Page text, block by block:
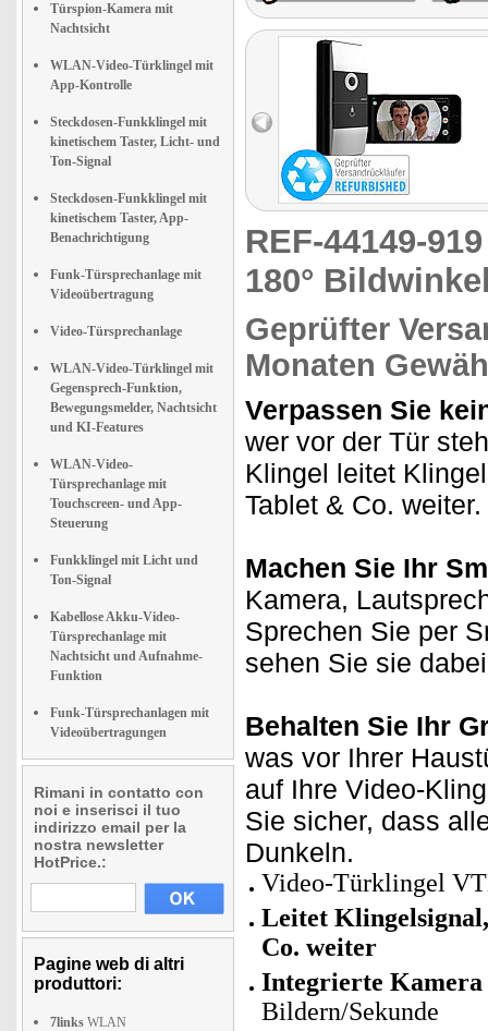
Türspion-Kamera mit
Nachtsicht
WLAN-Video-Türklingel mit
App-Kontrolle
Steckdosen-Funkklingel mit
kinetischem Taster, Licht- und
Ton-Signal
Steckdosen-Funkklingel mit
kinetischem Taster, App-
Benachrichtigung
Funk-Türsprechanlage mit
Videoübertragung
Video-Türsprechanlage
WLAN-Video-Türklingel mit
Gegensprech-Funktion,
Bewegungsmelder, Nachtsicht
und KI-Features
WLAN-Video-
Türsprechanlage mit
Touchscreen- und App-
Steuerung
Funkklingel mit Licht und
Ton-Signal
Kabellose Akku-Video-
Türsprechanlage mit
Nachtsicht und Aufnahme-
Funktion
Funk-Türsprechanlagen mit
Videoübertragungen
Rimani in contatto con
noi e inserisci il tuo
indirizzo email per la
nostra newsletter
HotPrice.:
Pagine web di altri
produttori:
7links WLAN
REF-44149-
180°
Geprüfter
Monaten
Verpassen Sie
wer vor der Tür
Klingel leitet
Tablet & Co. weiter.
Machen Sie Ihr
Kamera,
Sprechen Sie per
sehen Sie sie
Behalten Sie Ihr
was vor Ihrer
auf Ihre Video-
Sie sicher, dass
Dunkeln.
Video-Türklingel
Leitet
Co. weiter
Integrierte
Bildern/Sekunde